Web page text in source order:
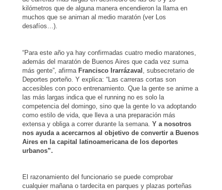
kilómetros que de alguna manera encendieron la llama en
muchos que se animan al medio maratón (ver Los
desafíos…).
“Para este año ya hay confirmadas cuatro medio maratones,
además del maratón de Buenos Aires que cada vez suma
más gente”, afirma Francisco Irarrázaval , subsecretario de
Deportes porteño. Y explica: “Las carreras cortas son
accesibles con poco entrenamiento. Que la gente se anime a
las más largas indica que el running no es solo la
competencia del domingo, sino que la gente lo va adoptando
como estilo de vida, que lleva a una preparación más
extensa y obliga a correr durante la semana. Y a nosotros
nos ayuda a acercarnos al objetivo de convertir a Buenos
Aires en la capital latinoamericana de los deportes
urbanos”.
El razonamiento del funcionario se puede comprobar
cualquier mañana o tardecita en parques y plazas porteñas